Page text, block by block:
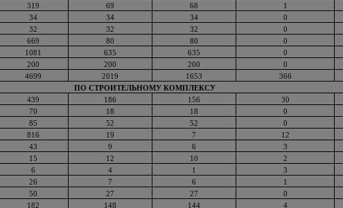
319 69 68 1
34 34 34 0
32 32 32 0
669 80 80 0
1081 635 635 0
200 200 200 0
4699 2019 1653 366
ПО СТРОИТЕЛЬНОМУ КОМПЛЕКСУ
439 186 156 30
70 18 18 0
85 52 52 0
816 19 7 12
43 9 6 3
15 12 10 2
6 4 1 3
26 7 6 1
50 27 27 0
182 148 144 4